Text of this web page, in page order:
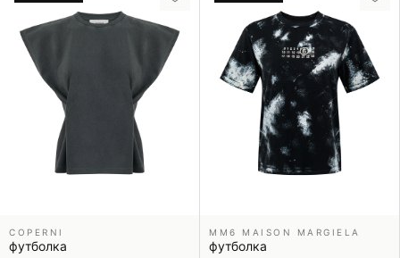
COPERNI
футболка
MM6 MAISON MARGIELA
футболка